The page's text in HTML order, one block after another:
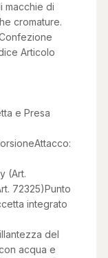
macchie di
cromature.
Articolo
e Presa
(Art.
72325)Punto
integrato
del
acqua e